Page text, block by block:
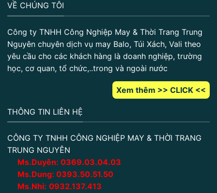
VỀ CHÚNG TÔI
Công ty TNHH Công Nghiệp May & Thời Trang Trung
Nguyên chuyên dịch vụ may Balo, Túi Xách, Vali theo
yêu cầu cho các khách hàng là doanh nghiệp, trường
học, cơ quan, tổ chức,..trong và ngoài nước
Xem thêm >> CLICK <<
THÔNG TIN LIÊN HỆ
CÔNG TY TNHH CÔNG NGHIỆP MAY & THỜI TRANG
TRUNG NGUYÊN
Ms.Duyên: 0369.03.04.03
Ms.Dung: 0393.50.51.50
Ms.Nhi: 0932.137.413